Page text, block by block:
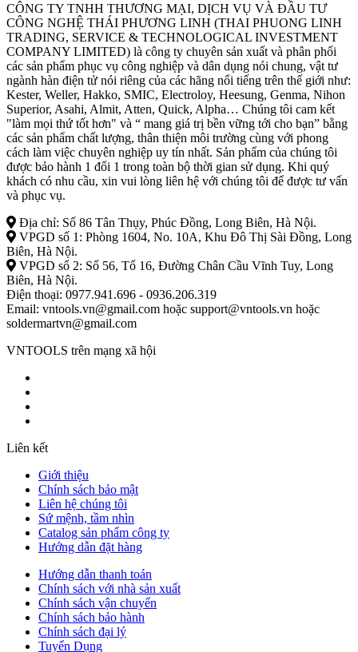
CÔNG TY TNHH THƯƠNG MẠI, DỊCH VỤ VÀ ĐẦU TƯ
CÔNG NGHỆ THÁI PHƯƠNG LINH (THAI PHUONG LINH
TRADING, SERVICE & TECHNOLOGICAL INVESTMENT
COMPANY LIMITED) là công ty chuyên sản xuất và phân phối
các sản phẩm phục vụ công nghiệp và dân dụng nói chung, vật tư
ngành hàn điện tử nói riêng của các hãng nổi tiếng trên thế giới như:
Kester, Weller, Hakko, SMIC, Electroloy, Heesung, Genma, Nihon
Superior, Asahi, Almit, Atten, Quick, Alpha… Chúng tôi cam kết
"làm mọi thứ tốt hơn" và “ mang giá trị bền vững tới cho bạn” bằng
các sản phẩm chất lượng, thân thiện môi trường cùng với phong
cách làm việc chuyên nghiệp uy tín nhất. Sản phẩm của chúng tôi
được bảo hành 1 đổi 1 trong toàn bộ thời gian sử dụng. Khi quý
khách có nhu cầu, xin vui lòng liên hệ với chúng tôi để được tư vấn
và phục vụ.
Địa chỉ: Số 86 Tân Thụy, Phúc Đồng, Long Biên, Hà Nội.
VPGD số 1: Phòng 1604, No. 10A, Khu Đô Thị Sài Đồng, Long
Biên, Hà Nội.
VPGD số 2: Số 56, Tổ 16, Đường Chân Cầu Vĩnh Tuy, Long
Biên, Hà Nội.
Điện thoại: 0977.941.696 - 0936.206.319
Email: vntools.vn@gmail.com hoặc support@vntools.vn hoặc
soldermartvn@gmail.com
VNTOOLS trên mạng xã hội
Liên kết
Giới thiệu
Chính sách bảo mật
Liên hệ chúng tôi
Sứ mệnh, tầm nhìn
Catalog sản phẩm công ty
Hướng dẫn đặt hàng
Hướng dẫn thanh toán
Chính sách với nhà sản xuất
Chính sách vận chuyển
Chính sách bảo hành
Chính sách đại lý
Tuyển Dụng